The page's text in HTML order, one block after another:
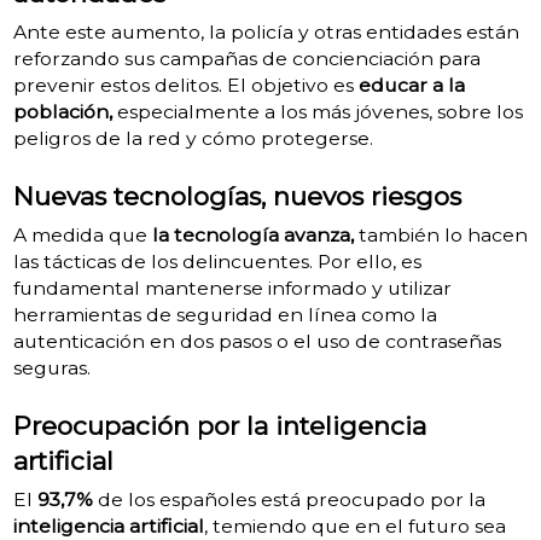
Ante este aumento, la policía y otras entidades están
reforzando sus campañas de concienciación para
prevenir estos delitos. El objetivo es educar a la
población,especialmente a los más jóvenes, sobre los
peligros de la red y cómo protegerse.
Nuevas tecnologías, nuevos riesgos
A medida que la tecnología avanza,también lo hacen
las tácticas de los delincuentes. Por ello, es
fundamental mantenerse informado y utilizar
herramientas de seguridad en línea como la
autenticación en dos pasos o el uso de contraseñas
seguras.
Preocupación por la inteligencia
artificial
El 93,7%de los españoles está preocupado por la
inteligencia artificial, temiendo que en el futuro sea